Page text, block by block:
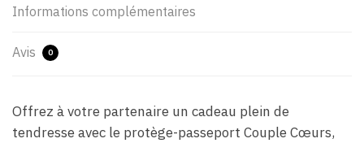
Informations complémentaires
Avis 0
Offrez à votre partenaire un cadeau plein de
tendresse avec le protège-passeport Couple Cœurs,